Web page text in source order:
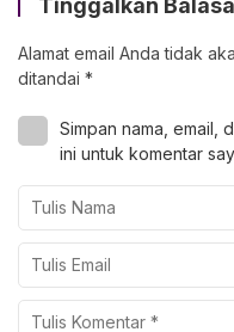
Alamat email Anda tidak
ditandai *
Simpan nama, email,
ini untuk komentar